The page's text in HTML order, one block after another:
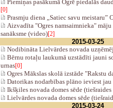
Piemiņas pasākumā Ogrē piedalās
[0]
Prasmju diena „Satiec savu meistaru”
Aizvadīta "Ogres namsaimnieka"
sanāksme (video)[2]
2015-03-25
Nodibināta Lielvārdes novada
Bērnu rotaļu laukumā uzstādīti jauni
urnas[0]
Ogres Mākslas skolā izstāde "Rakstu
Datorikas nodarbības plāno ieviest jau
Ikšķiles novada domes sēde
Lielvārdes novada domes sēde
2015-03-24